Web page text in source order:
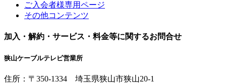
ご入会者様専用ページ
その他コンテンツ
加入・解約・サービス・料金等に関するお問合せ
狭山ケーブルテレビ営業所
住所： 〒350-1334 埼玉県狭山市狭山20-1